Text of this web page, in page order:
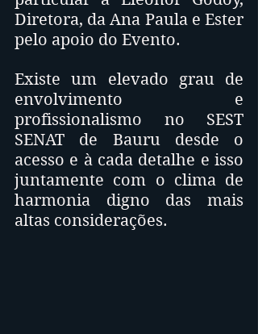
Diretora, da Ana Paula e Ester
pelo apoio do Evento.
Existe um elevado grau de
envolvimento e
profissionalismo no SEST
SENAT de Bauru desde o
acesso e à cada detalhe e isso
juntamente com o clima de
harmonia digno das mais
altas considerações.